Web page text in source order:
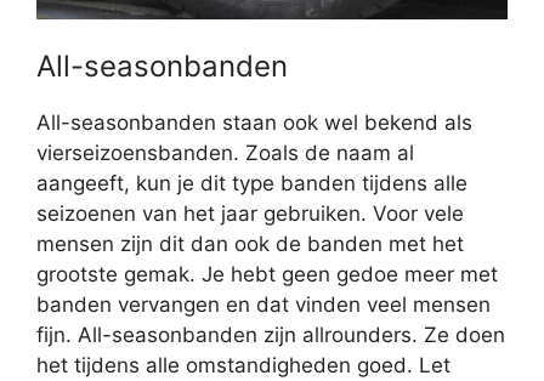
All-seasonbanden
All-seasonbanden staan ook wel bekend als
vierseizoensbanden. Zoals de naam al
aangeeft, kun je dit type banden tijdens alle
seizoenen van het jaar gebruiken. Voor vele
mensen zijn dit dan ook de banden met het
grootste gemak. Je hebt geen gedoe meer met
banden vervangen en dat vinden veel mensen
fijn. All-seasonbanden zijn allrounders. Ze doen
het tijdens alle omstandigheden goed. Let